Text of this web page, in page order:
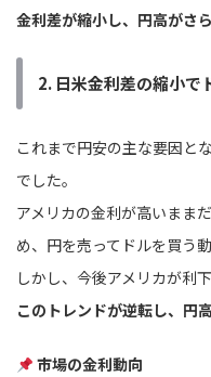
金利差が縮小し、円高がさ
2. 日米金利差の縮小で
これまで円安の主な要因と
でした。
アメリカの金利が高いまま
め、円を売ってドルを買う
しかし、今後アメリカが利
このトレンドが逆転し、円
市場の金利動向